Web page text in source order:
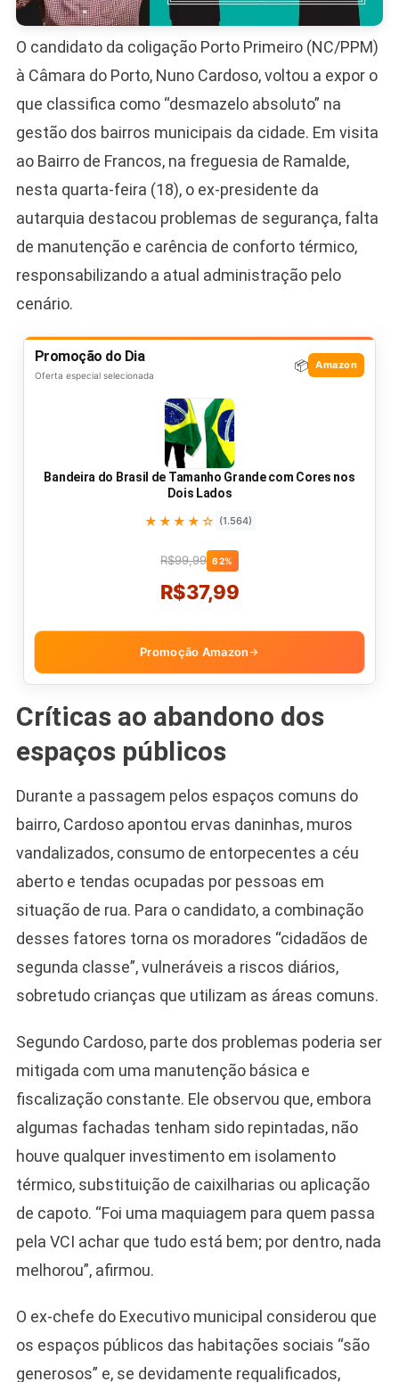
O candidato da coligação Porto Primeiro (NC/PPM)
à Câmara do Porto, Nuno Cardoso, voltou a expor o
que classifica como “desmazelo absoluto” na
gestão dos bairros municipais da cidade. Em visita
ao Bairro de Francos, na freguesia de Ramalde,
nesta quarta-feira (18), o ex-presidente da
autarquia destacou problemas de segurança, falta
de manutenção e carência de conforto térmico,
responsabilizando a atual administração pelo
cenário.
Promoção do Dia
Oferta especial selecionada
📦 Amazon
Bandeira do Brasil de Tamanho Grande com Cores nos
Dois Lados
★★★★☆ (1.564)
R$99,99 62%
R$37,99
Promoção Amazon →
Críticas ao abandono dos
espaços públicos
Durante a passagem pelos espaços comuns do
bairro, Cardoso apontou ervas daninhas, muros
vandalizados, consumo de entorpecentes a céu
aberto e tendas ocupadas por pessoas em
situação de rua. Para o candidato, a combinação
desses fatores torna os moradores “cidadãos de
segunda classe”, vulneráveis a riscos diários,
sobretudo crianças que utilizam as áreas comuns.
Segundo Cardoso, parte dos problemas poderia ser
mitigada com uma manutenção básica e
fiscalização constante. Ele observou que, embora
algumas fachadas tenham sido repintadas, não
houve qualquer investimento em isolamento
térmico, substituição de caixilharias ou aplicação
de capoto. “Foi uma maquiagem para quem passa
pela VCI achar que tudo está bem; por dentro, nada
melhorou”, afirmou.
O ex-chefe do Executivo municipal considerou que
os espaços públicos das habitações sociais “são
generosos” e, se devidamente requalificados,